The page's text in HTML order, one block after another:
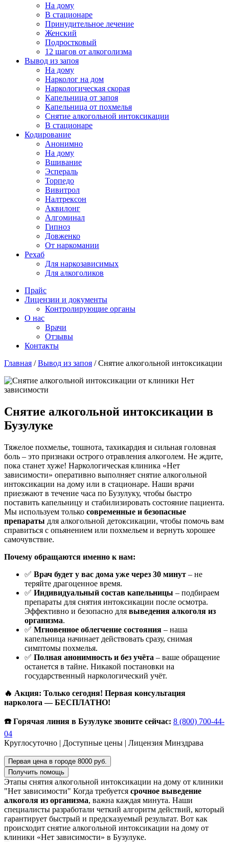
На дому
В стационаре
Принудительное лечение
Женский
Подростковый
12 шагов от алкоголизма
Вывод из запоя
На дому
Нарколог на дом
Наркологическая скорая
Капельница от запоя
Капельница от похмелья
Снятие алкогольной интоксикации
В стационаре
Кодирование
Анонимно
На дому
Вшивание
Эспераль
Торпедо
Вивитрол
Налтрексон
Аквилонг
Алгоминал
Гипноз
Довженко
От наркомании
Рехаб
Для наркозависимых
Для алкоголиков
Прайс
Лицензии и документы
Контролирующие органы
О нас
Врачи
Отзывы
Контакты
Главная /Вывод из запоя /Снятие алкогольной интоксикации
Снятие алкогольной интоксикации в
Бузулуке
Тяжелое похмелье, тошнота, тахикардия и сильная головная
боль – это признаки острого отравления алкоголем. Не ждите,
пока станет хуже! Наркологическая клиника «Нет
зависимости» оперативно выполняет снятие алкогольной
интоксикации на дому или в стационаре. Наши врачи
приезжают в течение часа по Бузулуку, чтобы быстро
поставить капельницу и стабилизировать состояние пациента.
Мы используем только современные и безопасные
препараты для алкогольной детоксикации, чтобы помочь вам
справиться с опьянением или похмельем и вернуть хорошее
самочувствие.
Почему обращаются именно к нам:
✅ Врач будет у вас дома уже через 30 минут – не
теряйте драгоценное время.
✅ Индивидуальный состав капельницы – подбираем
препараты для снятия интоксикации после осмотра.
Эффективно и безопасно для выведения алкоголя из
организма.
✅ Мгновенное облегчение состояния – наша
капельница начинает действовать сразу, снимая
симптомы похмелья.
✅ Полная анонимность и без учёта – ваше обращение
останется в тайне. Никакой постановки на
государственный наркологический учёт.
🔥 Акция: Только сегодня! Первая консультация
нарколога — БЕСПЛАТНО!
☎️ Горячая линия в Бузулуке звоните сейчас: 8 (800) 700-44-
04
Круглосуточно | Доступные цены | Лицензия Минздрава
Первая цена в городе 8000 руб.
Получить помощь
Этапы снятия алкогольной интоксикации на дому от клиники
"Нет зависимости" Когда требуется срочное выведение
алкоголя из организма, важна каждая минута. Наши
специалисты разработали четкий алгоритм действий, который
гарантирует быстрый и предсказуемый результат. Вот как
происходит снятие алкогольной интоксикации на дому от
клиники «Нет зависимости» в Бузулуке.